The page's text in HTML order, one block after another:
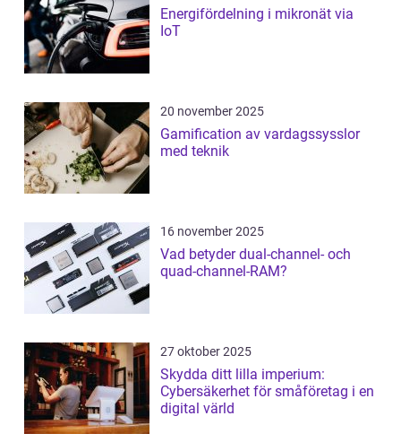
Energifördelning i mikronät via
IoT
20 november 2025
Gamification av vardagssysslor
med teknik
16 november 2025
Vad betyder dual-channel- och
quad-channel-RAM?
27 oktober 2025
Skydda ditt lilla imperium:
Cybersäkerhet för småföretag i en
digital värld